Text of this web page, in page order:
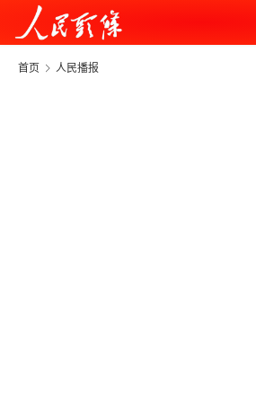
首页 人民播报